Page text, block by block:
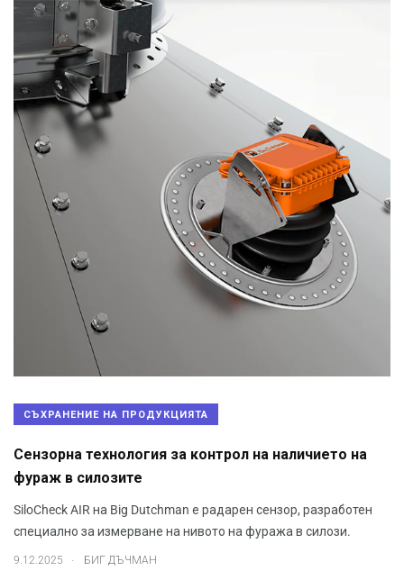
СЪХРАНЕНИЕ НА ПРОДУКЦИЯТА
Сензорна технология за контрол на наличието на
фураж в силозите
SiloCheck AIR на Big Dutchman е радарен сензор, разработен
специално за измерване на нивото на фуража в силози.
9.12.2025 . БИГ ДЪЧМАН